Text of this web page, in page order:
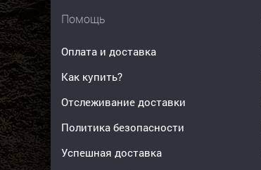
Помощь
Оплата и доставка
Как купить?
Отслеживание доставки
Политика безопасности
Успешная доставка